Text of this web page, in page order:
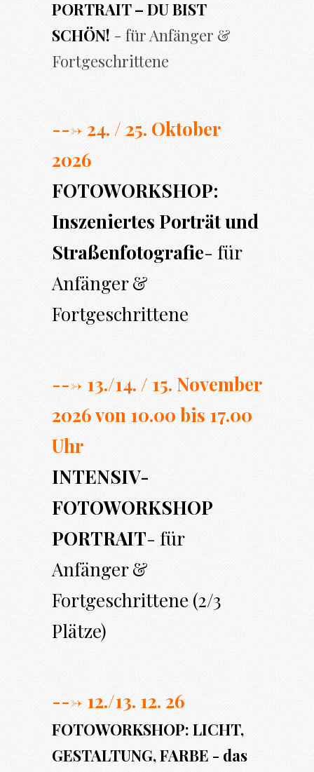
PORTRAIT – DU BIST
SCHÖN! - für Anfänger &
Fortgeschrittene
---> 24. / 25. Oktober
2026
FOTOWORKSHOP:
Inszeniertes Porträt und
Straßenfotografie- für
Anfänger &
Fortgeschrittene
---> 13./14. / 15. November
2026 von 10.00 bis 17.00
Uhr
INTENSIV-
FOTOWORKSHOP
PORTRAIT- für
Anfänger &
Fortgeschrittene (2/3
Plätze)
---> 12./13. 12. 26
FOTOWORKSHOP: LICHT,
GESTALTUNG, FARBE - das